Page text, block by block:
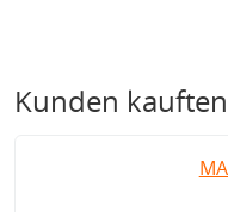
Kunden